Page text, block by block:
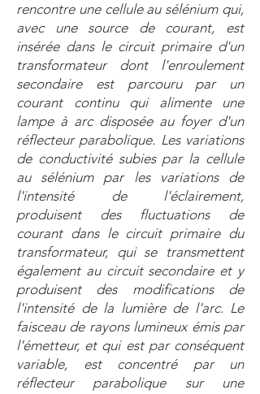
rencontre une cellule au sélénium qui,
avec une source de courant, est
insérée dans le circuit primaire d'un
transformateur dont l'enroulement
secondaire est parcouru par un
courant continu qui alimente une
lampe à arc disposée au foyer d'un
réflecteur parabolique. Les variations
de conductivité subies par la cellule
au sélénium par les variations de
l'intensité de l'éclairement,
produisent des fluctuations de
courant dans le circuit primaire du
transformateur, qui se transmettent
également au circuit secondaire et y
produisent des modifications de
l'intensité de la lumière de l'arc. Le
faisceau de rayons lumineux émis par
l'émetteur, et qui est par conséquent
variable, est concentré par un
réflecteur parabolique sur une